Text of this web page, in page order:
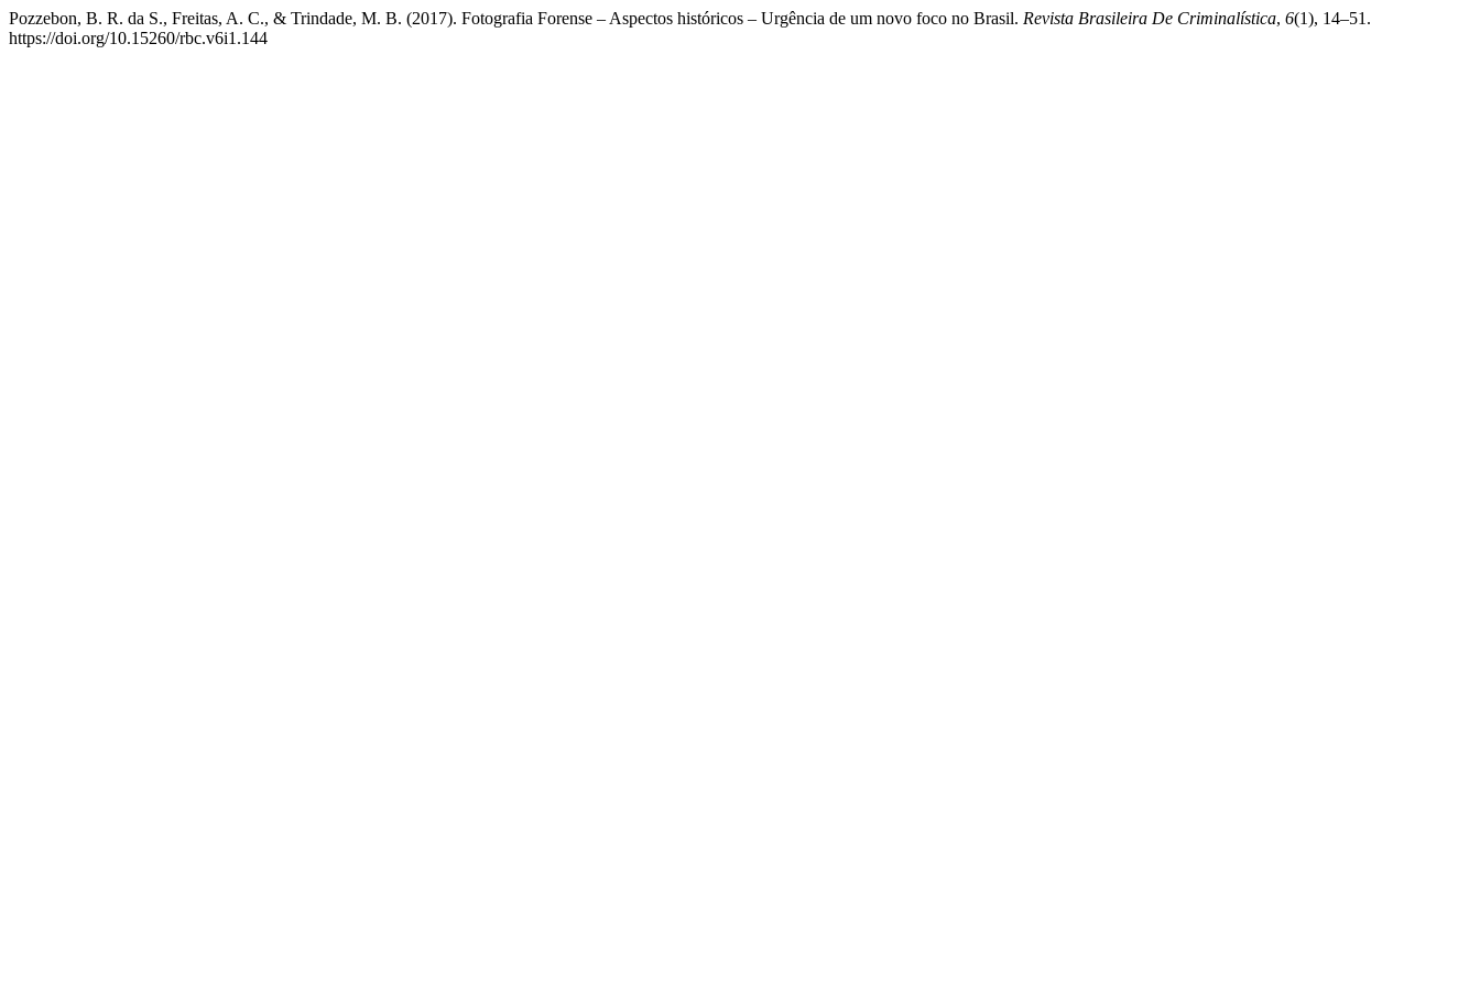
Pozzebon, B. R. da S., Freitas, A. C., & Trindade, M. B. (2017). Fotografia Forense – Aspectos históricos – Urgência de um novo foco no Brasil. Revista Brasileira De Criminalística, 6(1), 14–51.
https://doi.org/10.15260/rbc.v6i1.144